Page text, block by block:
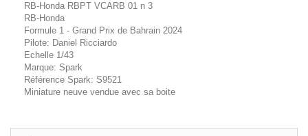
RB-Honda RBPT VCARB 01 n 3
RB-Honda
Formule 1 - Grand Prix de Bahrain 2024
Pilote: Daniel Ricciardo
Echelle 1/43
Marque: Spark
Référence Spark: S9521
Miniature neuve vendue avec sa boite